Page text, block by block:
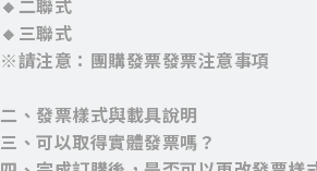
🔸二聯式
🔸三聯式
※請注意：團購發票發票注意事項
二、發票樣式與載具說明
三、可以取得實體發票嗎？